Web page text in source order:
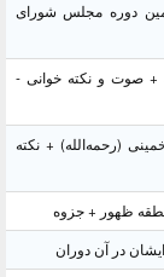
دوره مجلس شورای
+ صوت و نکته خوانی -
(رحمه‌الله) + نکته
ظهور + جزوه
در آن دوران